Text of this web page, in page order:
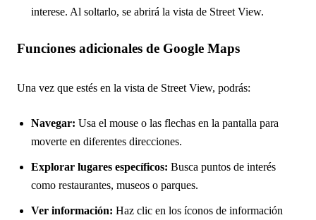
interese. Al soltarlo, se abrirá la vista de Street View.
Funciones adicionales de Google Maps
Una vez que estés en la vista de Street View, podrás:
Navegar: Usa el mouse o las flechas en la pantalla para
moverte en diferentes direcciones.
Explorar lugares específicos: Busca puntos de interés
como restaurantes, museos o parques.
Ver información: Haz clic en los íconos de información